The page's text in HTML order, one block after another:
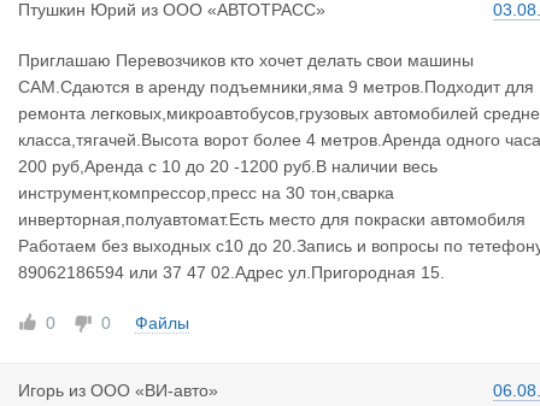
Птушкин Юрий из ООО «АВТОТРАСС»
Приглашаю Перевозчиков кто хочет делать свои машины
САМ.Сдаются в аренду подъемники,яма 9 метров.Подходит для
ремонта легковых,микроавтобусов,грузовых автомобилей
класса,тягачей.Высота ворот более 4 метров.Аренда одного часа
200 руб,Аренда с 10 до 20 -1200 руб.В наличии весь
инструмент,компрессор,пресс на 30 тон,сварка
инверторная,полуавтомат.Есть место для покраски автомобиля
Работаем без выходных с10 до 20.Запись и вопросы по
89062186594 или 37 47 02.Адрес ул.Пригородная 15.
0 0 Файлы
Игорь из ООО «ВИ-авто»